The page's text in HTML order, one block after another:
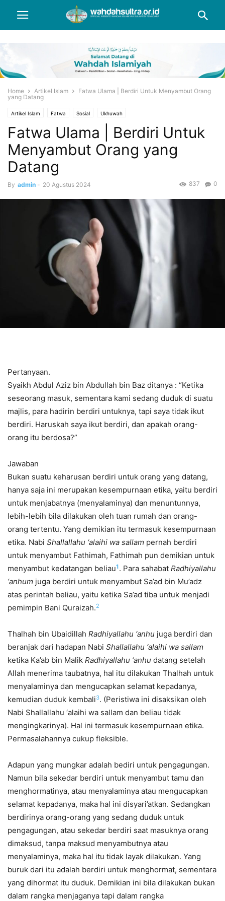
Home Artikel Islam
Fatwa Ulama | Berdiri Untuk Menyambut Orang
yang Datang
Artikel Islam Fatwa Sosial Ukhuwah
Fatwa Ulama | Berdiri Untuk
Menyambut Orang yang
Datang
By admin - 20 Agustus 2024 0
837
Pertanyaan.
Syaikh Abdul Aziz bin Abdullah bin Baz ditanya : “Ketika
seseorang masuk, sementara kami sedang duduk di suatu
majlis, para hadirin berdiri untuknya, tapi saya tidak ikut
berdiri. Haruskah saya ikut berdiri, dan apakah orang-
orang itu berdosa?”
Jawaban
Bukan suatu keharusan berdiri untuk orang yang datang,
hanya saja ini merupakan kesempurnaan etika, yaitu berdiri
untuk menjabatnya (menyalaminya) dan menuntunnya,
lebih-lebih bila dilakukan oleh tuan rumah dan orang-
orang tertentu. Yang demikian itu termasuk kesempurnaan
etika. Nabi Shallallahu ‘alaihi wa sallam pernah berdiri
untuk menyambut Fathimah, Fathimah pun demikian untuk
menyambut kedatangan beliau1. Para sahabat Radhiyallahu
‘anhum juga berdiri untuk menyambut Sa’ad bin Mu’adz
atas perintah beliau, yaitu ketika Sa’ad tiba untuk menjadi
pemimpin Bani Quraizah.2
Thalhah bin Ubaidillah Radhiyallahu ‘anhu juga berdiri dan
beranjak dari hadapan Nabi Shallallahu ‘alaihi wa sallam
ketika Ka’ab bin Malik Radhiyallahu ‘anhu datang setelah
Allah menerima taubatnya, hal itu dilakukan Thalhah untuk
menyalaminya dan mengucapkan selamat kepadanya,
kemudian duduk kembali3. (Peristiwa ini disaksikan oleh
Nabi Shallallahu ‘alaihi wa sallam dan beliau tidak
mengingkarinya). Hal ini termasuk kesempurnaan etika.
Permasalahannya cukup fleksible.
Adapun yang mungkar adalah bediri untuk pengagungan.
Namun bila sekedar berdiri untuk menyambut tamu dan
menghormatinya, atau menyalaminya atau mengucapkan
selamat kepadanya, maka hal ini disyari’atkan. Sedangkan
berdirinya orang-orang yang sedang duduk untuk
pengagungan, atau sekedar berdiri saat masuknya orang
dimaksud, tanpa maksud menyambutnya atau
menyalaminya, maka hal itu tidak layak dilakukan. Yang
buruk dari itu adalah berdiri untuk menghormat, sementara
yang dihormat itu duduk. Demikian ini bila dilakukan bukan
dalam rangka menjaganya tapi dalam rangka